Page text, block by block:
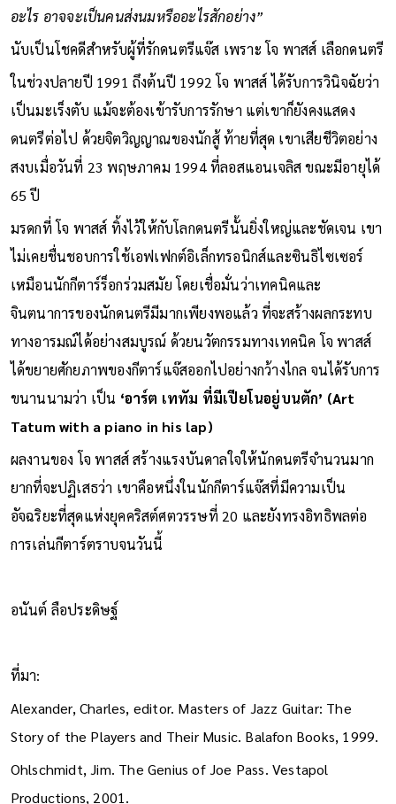
อาจจะทำอะไรที่ง่ายกว่านี้ในชีวิต ผมไม่รู้หรอกว่ามันจะเป็นอาชีพ
อะไร อาจจะเป็นคนส่งนมหรืออะไรสักอย่าง”
นับเป็นโชคดีสำหรับผู้ที่รักดนตรีแจ๊ส เพราะ โจ พาสส์ เลือกดนตรี
ในช่วงปลายปี 1991 ถึงต้นปี 1992 โจ พาสส์ ได้รับการวินิจฉัยว่า
เป็นมะเร็งตับ แม้จะต้องเข้ารับการรักษา แต่เขาก็ยังคงแสดง
ดนตรีต่อไป ด้วยจิตวิญญาณของนักสู้ ท้ายที่สุด เขาเสียชีวิตอย่าง
สงบเมื่อวันที่ 23 พฤษภาคม 1994 ที่ลอสแอนเจลิส ขณะมีอายุได้
มรดกที่ โจ พาสส์ ทิ้งไว้ให้กับโลกดนตรีนั้นยิ่งใหญ่และชัดเจน เขา
ไม่เคยชื่นชอบการใช้เอฟเฟกต์อิเล็กทรอนิกส์และซินธิไซเซอร์
เหมือนนักกีตาร์ร็อกร่วมสมัย โดยเชื่อมั่นว่าเทคนิคและ
จินตนาการของนักดนตรีมีมากเพียงพอแล้ว ที่จะสร้างผลกระทบ
ทางอารมณ์ได้อย่างสมบูรณ์ ด้วยนวัตกรรมทางเทคนิค โจ พาสส์
ได้ขยายศักยภาพของกีตาร์แจ๊สออกไปอย่างกว้างไกล จนได้รับการ
ขนานนามว่า เป็น‘อาร์ต เททัม ที่มีเปียโนอยู่บนตัก’ (Art
Tatum with a piano in his lap)
ผลงานของ โจ พาสส์ สร้างแรงบันดาลใจให้นักดนตรีจำนวนมาก
ยากที่จะปฏิเสธว่า เขาคือหนึ่งในนักกีตาร์แจ๊สที่มีความเป็น
อัจฉริยะที่สุดแห่งยุคคริสต์ศตวรรษที่ 20 และยังทรงอิทธิพลต่อ
Alexander, Charles, editor. Masters of Jazz Guitar: The
Ohlschmidt, Jim. The Genius of Joe Pass. Vestapol